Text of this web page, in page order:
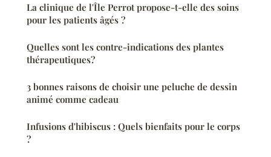
La clinique de l'Île Perrot propose-t-elle des soins
pour les patients âgés ?
Quelles sont les contre-indications des plantes
thérapeutiques?
3 bonnes raisons de choisir une peluche de dessin
animé comme cadeau
Infusions d'hibiscus : Quels bienfaits pour le corps
?